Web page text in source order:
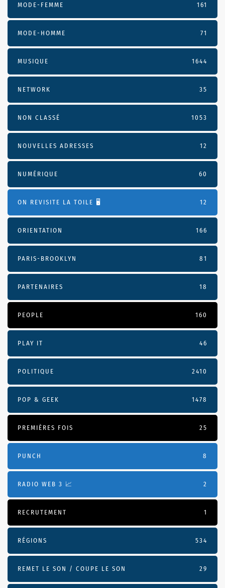
MODE-FEMME 161
MODE-HOMME 71
MUSIQUE 1644
NETWORK 35
NON CLASSÉ 1053
NOUVELLES ADRESSES 12
NUMÉRIQUE 60
ON REVISITE LA TOILE 🖥️ 12
ORIENTATION 166
PARIS-BROOKLYN 81
PARTENAIRES 18
PEOPLE 160
PLAY IT 46
POLITIQUE 2410
POP & GEEK 1478
PREMIÈRES FOIS 25
PUNCH 8
RADIO WEB 3 📈 2
RECRUTEMENT 1
RÉGIONS 534
REMET LE SON / COUPE LE SON 29